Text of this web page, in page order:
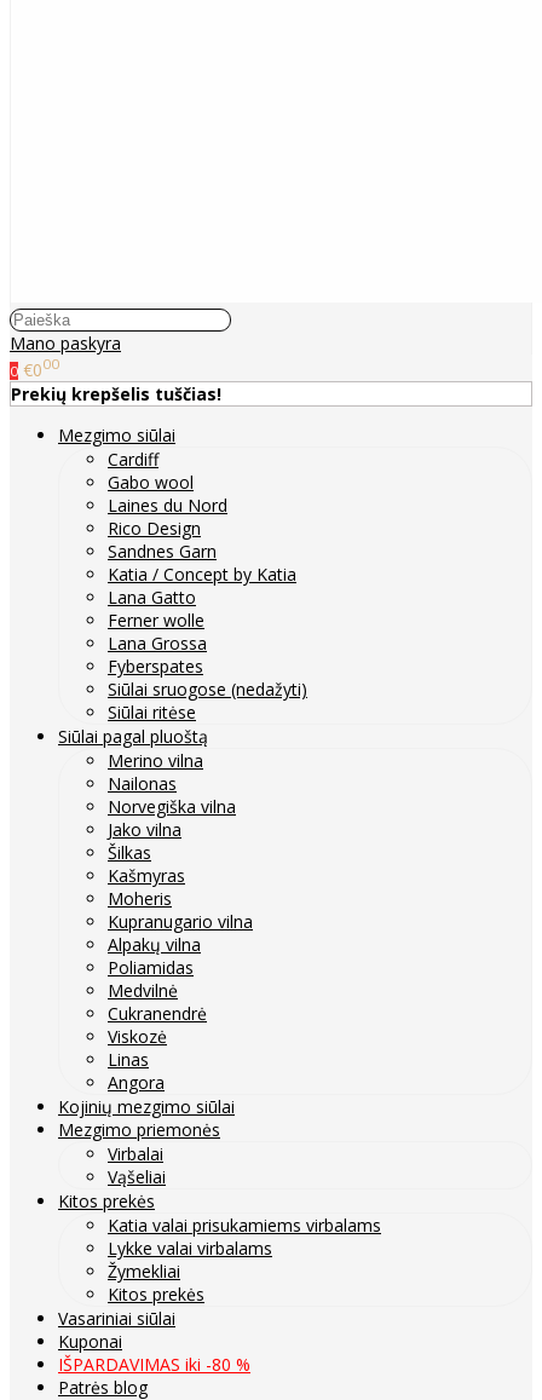
Mano paskyra
0 €000
Prekių krepšelis tuščias!
Mezgimo siūlai
Cardiff
Gabo wool
Laines du Nord
Rico Design
Sandnes Garn
Katia / Concept by Katia
Lana Gatto
Ferner wolle
Lana Grossa
Fyberspates
Siūlai sruogose (nedažyti)
Siūlai ritėse
Siūlai pagal pluoštą
Merino vilna
Nailonas
Norvegiška vilna
Jako vilna
Šilkas
Kašmyras
Moheris
Kupranugario vilna
Alpakų vilna
Poliamidas
Medvilnė
Cukranendrė
Viskozė
Linas
Angora
Kojinių mezgimo siūlai
Mezgimo priemonės
Virbalai
Vąšeliai
Kitos prekės
Katia valai prisukamiems virbalams
Lykke valai virbalams
Žymekliai
Kitos prekės
Vasariniai siūlai
Kuponai
IŠPARDAVIMAS iki -80 %
Patrės blog